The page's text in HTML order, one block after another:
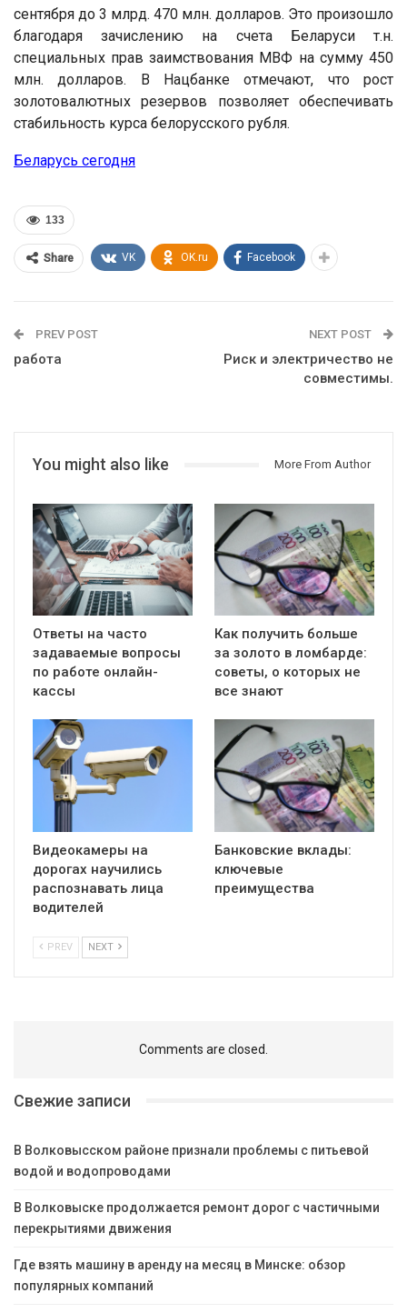
сентября до 3 млрд. 470 млн. долларов. Это произошло
благодаря зачислению на счета Беларуси т.н.
специальных прав заимствования МВФ на сумму 450
млн. долларов. В Нацбанке отмечают, что рост
золотовалютных резервов позволяет обеспечивать
стабильность курса белорусского рубля.
Беларусь сегодня
133
Share VK OK.ru Facebook
PREV POST
работа
NEXT POST
Риск и электричество не
совместимы.
You might also like More From Author
Ответы на часто
задаваемые вопросы
по работе онлайн-
кассы
Как получить больше
за золото в ломбарде:
советы, о которых не
все знают
Видеокамеры на
дорогах научились
распознавать лица
водителей
Банковские вклады:
ключевые
преимущества
PREV NEXT
Comments are closed.
Свежие записи
В Волковысском районе признали проблемы с питьевой
водой и водопроводами
В Волковыске продолжается ремонт дорог с частичными
перекрытиями движения
Где взять машину в аренду на месяц в Минске: обзор
популярных компаний